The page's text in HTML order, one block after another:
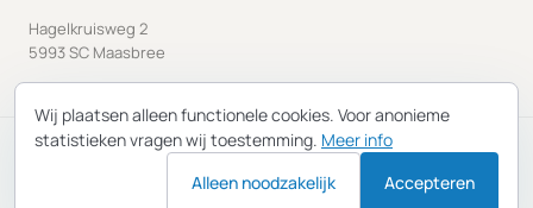
Hagelkruisweg 2
5993 SC Maasbree
© 2026 Allbest Kozijnen B.V. · KvK 65822194 · BTW
NL856253619B01
Wij plaatsen alleen functionele cookies. Voor anonieme
statistieken vragen wij toestemming. Meer info
Alleen noodzakelijk
Accepteren